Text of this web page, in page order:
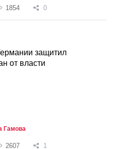
1854 0
защитил
от власти
Гамова
2607 1